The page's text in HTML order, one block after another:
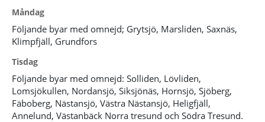
Måndag
Följande byar med omnejd; Grytsjö, Marsliden, Saxnäs,
Klimpfjäll, Grundfors
Tisdag
Följande byar med omnejd: Solliden, Lövliden,
Lomsjökullen, Nordansjö, Siksjönäs, Hornsjö, Sjöberg,
Fäboberg, Nästansjö, Västra Nästansjö, Heligfjäll,
Annelund, Västanbäck Norra tresund och Södra Tresund.